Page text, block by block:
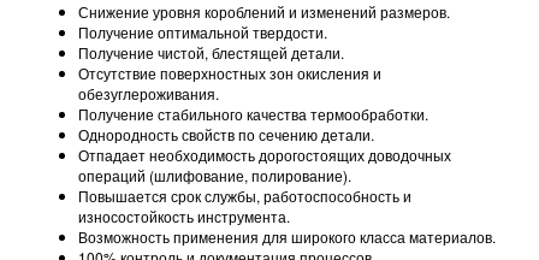
Снижение уровня короблений и изменений размеров.
Получение оптимальной твердости.
Получение чистой, блестящей детали.
Отсутствие поверхностных зон окисления и
обезуглероживания.
Получение стабильного качества термообработки.
Однородность свойств по сечению детали.
Отпадает необходимость дорогостоящих доводочных
операций (шлифование, полирование).
Повышается срок службы, работоспособность и
износостойкость инструмента.
Возможность применения для широкого класса материалов.